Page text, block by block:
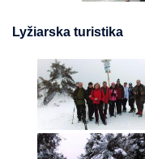
Lyžiarska turistika